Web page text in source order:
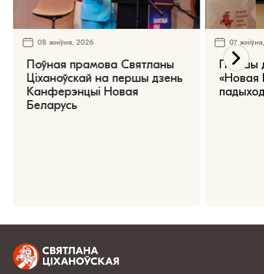
08 жніўня, 2026
Поўная прамова Святланы
Ціханоўскай на першы дзень
Канферэнцыі Новая
Беларусь
07
Першы
«Новая